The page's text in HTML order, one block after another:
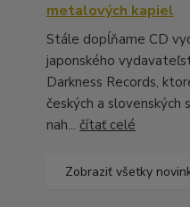
metalových kapiel
Stále dopĺňame CD
japonského
Darkness Records,
českých a
nah... čítať celé
Zobraziť všetky